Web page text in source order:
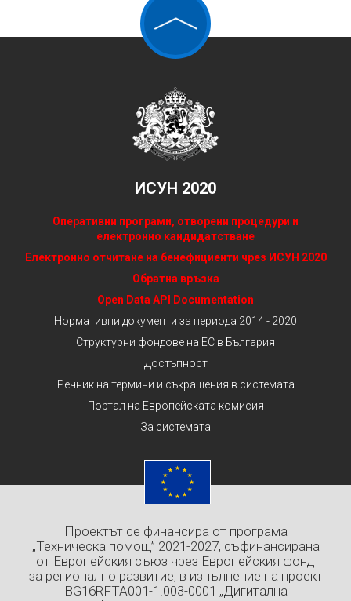
ИСУН 2020
Оперативни програми, отворени процедури и
електронно кандидатстване
Електронно отчитане на бенефициенти чрез ИСУН 2020
Обратна връзка
Open Data API Documentation
Нормативни документи за периода 2014 - 2020
Структурни фондове на ЕС в България
Достъпност
Речник на термини и съкращения в системата
Портал на Европейската комисия
За системата
Проектът се финансира от програма
„Техническа помощ” 2021-2027, съфинансирана
от Европейския съюз чрез Европейския фонд
за регионално развитие, в изпълнение на проект
BG16RFTA001-1.003-0001 „Дигитална